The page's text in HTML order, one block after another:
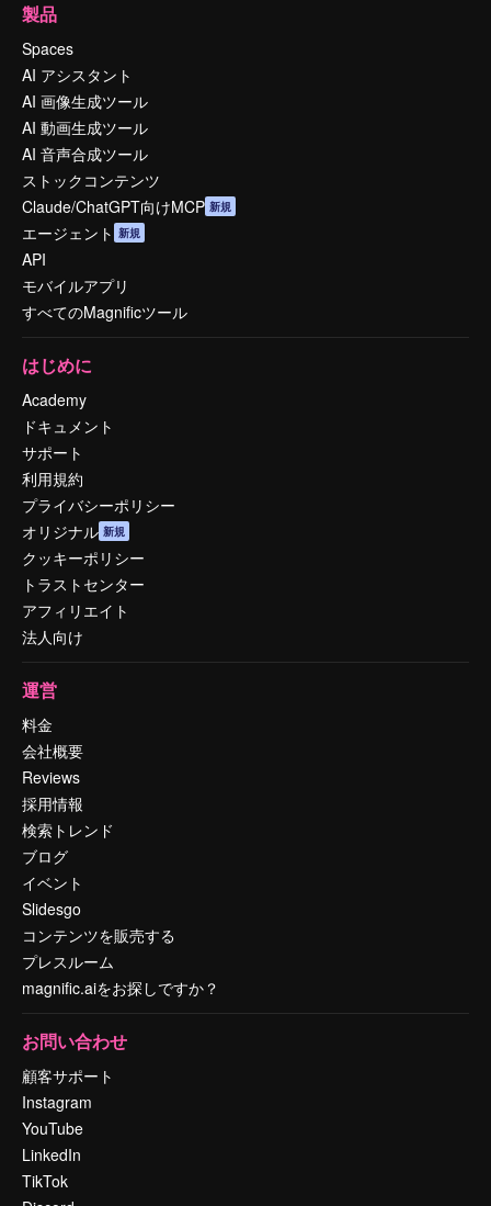
製品
Spaces
AI アシスタント
AI 画像生成ツール
AI 動画生成ツール
AI 音声合成ツール
ストックコンテンツ
Claude/ChatGPT向けMCP 新規
エージェント 新規
API
モバイルアプリ
すべてのMagnificツール
はじめに
Academy
ドキュメント
サポート
利用規約
プライバシーポリシー
オリジナル 新規
クッキーポリシー
トラストセンター
アフィリエイト
法人向け
運営
料金
会社概要
Reviews
採用情報
検索トレンド
ブログ
イベント
Slidesgo
コンテンツを販売する
プレスルーム
magnific.aiをお探しですか？
お問い合わせ
顧客サポート
Instagram
YouTube
LinkedIn
TikTok